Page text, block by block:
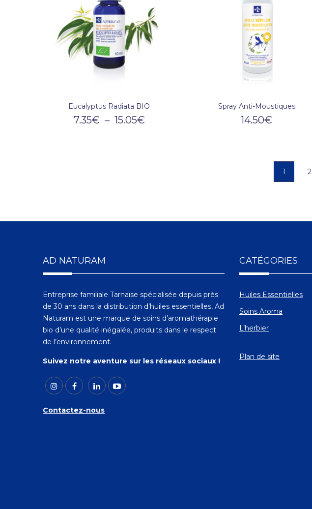
Eucalyptus Radiata BIO
7.35€ – 15.05€
Spray Anti-Moustiques
14.50€
1 2
AD NATURAM
Entreprise familiale Tarnaise spécialisée depuis près
de 30 ans dans la distribution d’huiles essentielles, Ad
Naturam est une marque de soins d’aromathérapie
bio d’une qualité inégalée, produits dans le respect
de l’environnement.
Suivez notre aventure sur les réseaux sociaux !
Contactez-nous
CATÉGORIES
Huiles Essentielles
Soins Aroma
L’herbier
Plan de site